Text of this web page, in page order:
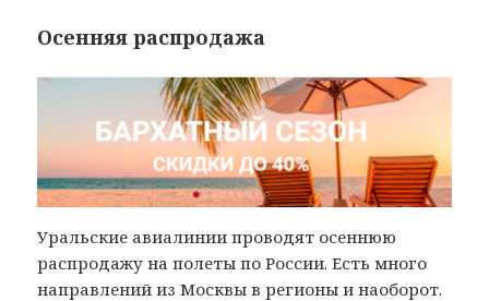
Осенняя распродажа
Уральские авиалинии проводят осеннюю
распродажу на полеты по России. Есть много
направлений из Москвы в регионы и наоборот.